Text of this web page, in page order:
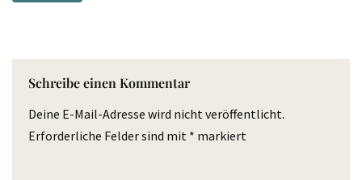
Schreibe einen Kommentar
Deine E-Mail-Adresse wird nicht veröffentlicht.
Erforderliche Felder sind mit * markiert